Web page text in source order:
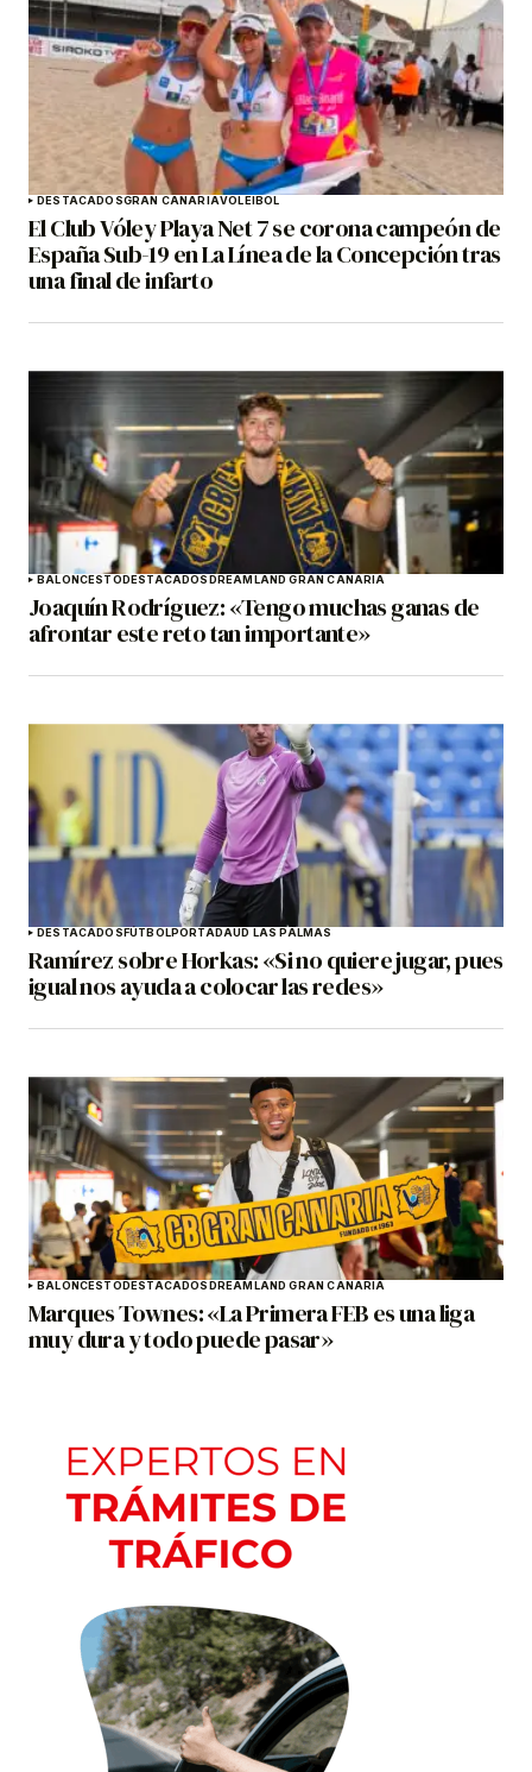
DESTACADOSGRAN CANARIAVOLEIBOL
El Club Vóley Playa Net 7 se corona campeón de
España Sub-19 en La Línea de la Concepción tras
una final de infarto
BALONCESTODESTACADOSDREAMLAND GRAN CANARIA
Joaquín Rodríguez: «Tengo muchas ganas de
afrontar este reto tan importante»
DESTACADOSFÚTBOLPORTADAUD LAS PALMAS
Ramírez sobre Horkas: «Si no quiere jugar, pues
igual nos ayuda a colocar las redes»
BALONCESTODESTACADOSDREAMLAND GRAN CANARIA
Marques Townes: «La Primera FEB es una liga
muy dura y todo puede pasar»